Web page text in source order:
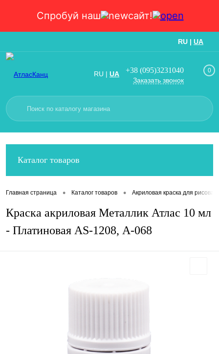
Спробуй наш сайт!
RU | UA
RU | UA +38 (095)3231040
Заказать звонок
0
Каталог товаров
Главная страница • Каталог товаров • Акриловая краска для
Краска акриловая Металлик Атлас 10 мл
- Платиновая AS-1208, А-068